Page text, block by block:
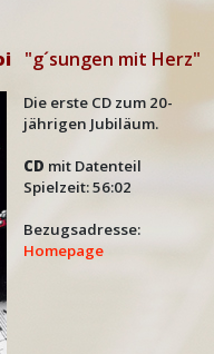
"g´sungen mit Herz"
Die erste CD zum 20-
jährigen Jubiläum.
CD mit Datenteil
Spielzeit: 56:02
Bezugsadresse:
Homepage